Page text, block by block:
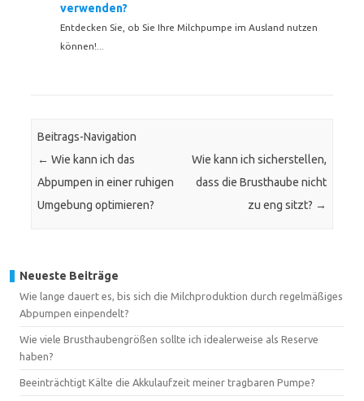
verwenden?
Entdecken Sie, ob Sie Ihre Milchpumpe im Ausland nutzen
können!...
Beitrags-Navigation
← Wie kann ich das
Abpumpen in einer ruhigen
Umgebung optimieren?
Wie kann ich sicherstellen,
dass die Brusthaube nicht
zu eng sitzt? →
Neueste Beiträge
Wie lange dauert es, bis sich die Milchproduktion durch regelmäßiges
Abpumpen einpendelt?
Wie viele Brusthaubengrößen sollte ich idealerweise als Reserve
haben?
Beeinträchtigt Kälte die Akkulaufzeit meiner tragbaren Pumpe?